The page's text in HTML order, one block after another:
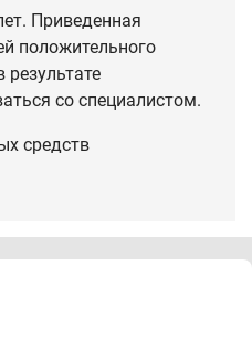
Приведенная
положительного
со специалистом.
средств